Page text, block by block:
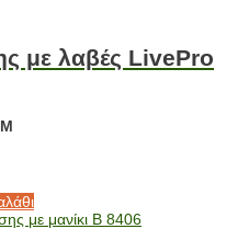
με λαβές LivePro